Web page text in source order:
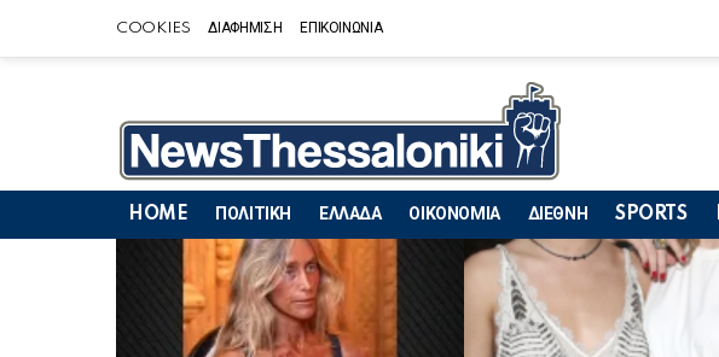
COOKIES ΔΙΑΦΗΜΙΣΗ ΕΠΙΚΟΙΝΩΝΙΑ
HOME ΠΟΛΙΤΙΚΗ ΕΛΛΑΔΑ ΟΙΚΟΝΟΜΙΑ ΔΙΕΘΝΗ SPORTS